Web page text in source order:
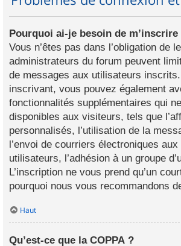
Pourquoi ai-je besoin de m’inscrire
Vous n’êtes pas dans l’obligation de
administrateurs du forum peuvent
de messages aux utilisateurs
inscrivant, vous pouvez également
fonctionnalités supplémentaires qui
disponibles aux visiteurs, tels que
personnalisés, l’utilisation de la
l’envoi de courriers électroniques aux
utilisateurs, l’adhésion à un groupe
L’inscription ne vous prend qu’un
pourquoi nous vous recommandons
Haut
Qu’est-ce que la COPPA ?